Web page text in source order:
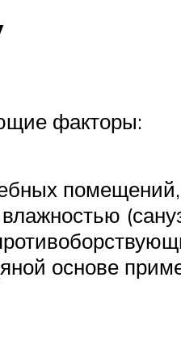
факторы:
основе